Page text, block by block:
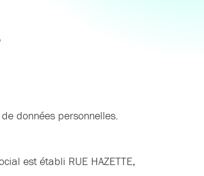
données personnelles.
est établi RUE HAZETTE,